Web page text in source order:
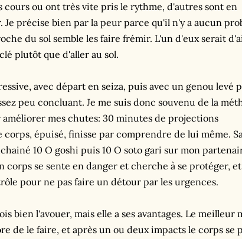
cours ou ont très vite pris le rythme, d'autres sont en
Je précise bien par la peur parce qu'il n'y a aucun
du sol semble les faire frémir. L'un d'eux serait
plutôt que d'aller au sol.
avec départ en seiza, puis avec un genou levé
peu concluant. Je me suis donc souvenu de la
améliorer mes chutes: 30 minutes de projections
épuisé, finisse par comprendre de lui même.
10 O goshi puis 10 O soto gari sur mon
corps se sente en danger et cherche à se protéger,
pour ne pas faire un détour par les urgences.
bien l'avouer, mais elle a ses avantages. Le meilleur
de le faire, et après un ou deux impacts le corps se